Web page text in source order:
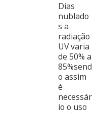
Dias
nublado
s a
radiação
UV varia
de 50% a
85%send
o assim
é
necessár
io o uso